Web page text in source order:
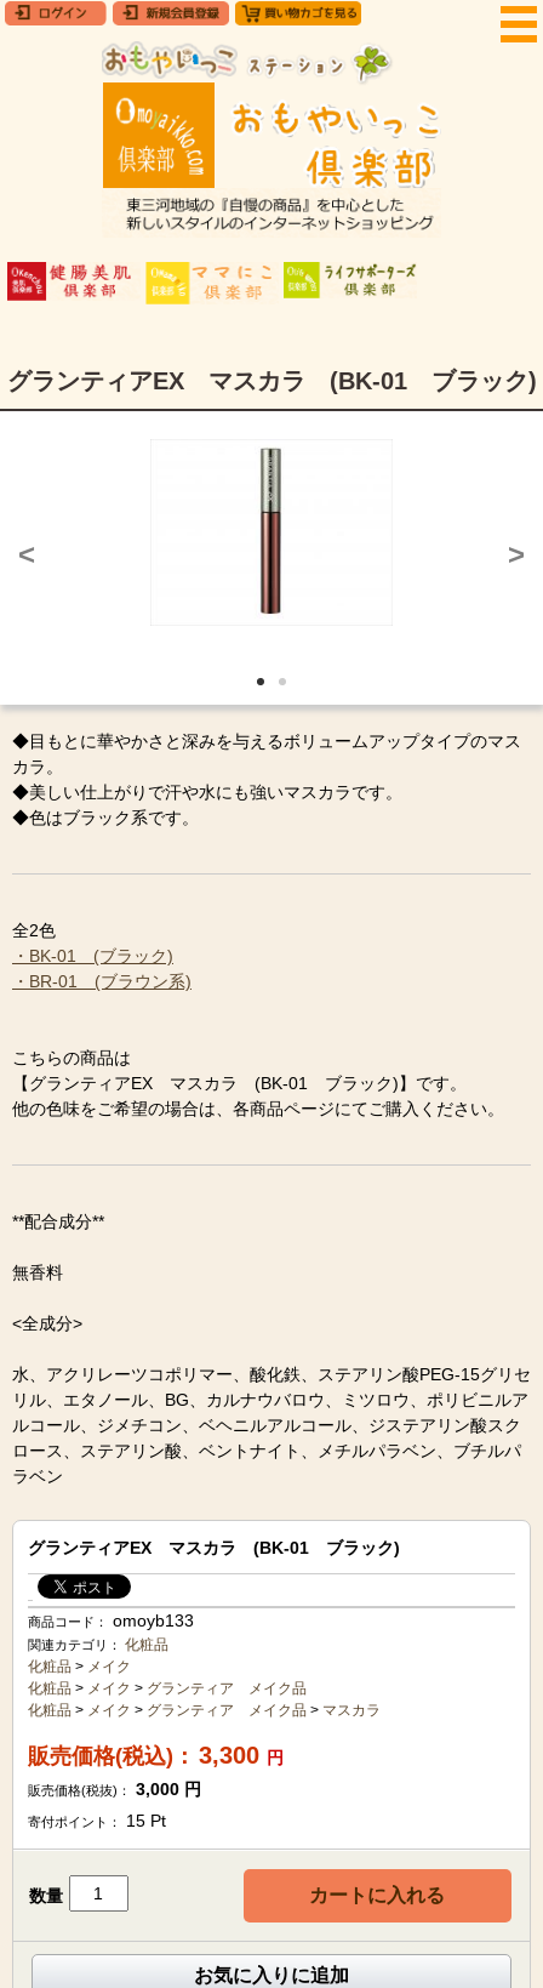
グランティアEX マスカラ (BK-01 ブラック)
< >
◆目もとに華やかさと深みを与えるボリュームアップタイプのマス
カラ。
◆美しい仕上がりで汗や水にも強いマスカラです。
◆色はブラック系です。
全2色
・BK-01 (ブラック)
・BR-01 (ブラウン系)
こちらの商品は
【グランティアEX マスカラ (BK-01 ブラック)】です。
他の色味をご希望の場合は、各商品ページにてご購入ください。
**配合成分**
無香料
<全成分>
水、アクリレーツコポリマー、酸化鉄、ステアリン酸PEG-15グリセ
リル、エタノール、BG、カルナウバロウ、ミツロウ、ポリビニルア
ルコール、ジメチコン、ベヘニルアルコール、ジステアリン酸スク
ロース、ステアリン酸、ベントナイト、メチルパラベン、ブチルパ
ラベン
グランティアEX マスカラ (BK-01 ブラック)
商品コード： omoyb133
関連カテゴリ：
化粧品
化粧品 > メイク
化粧品 > メイク > グランティア メイク品
化粧品 > メイク > グランティア メイク品 > マスカラ
販売価格(税込)： 3,300 円
販売価格(税抜)： 3,000 円
寄付ポイント： 15 Pt
数量 カートに入れる
お気に入りに追加